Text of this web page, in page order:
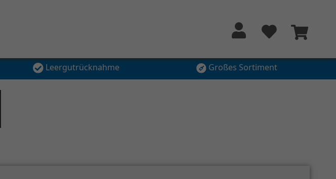
Leergutrücknahme Großes Sortiment